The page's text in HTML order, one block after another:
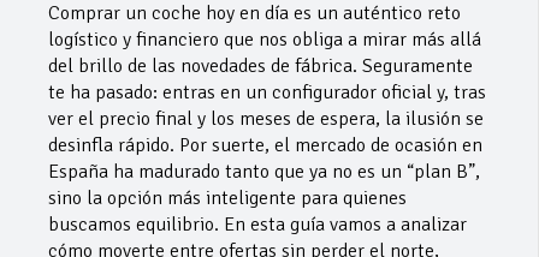
Comprar un coche hoy en día es un auténtico reto
logístico y financiero que nos obliga a mirar más allá
del brillo de las novedades de fábrica. Seguramente
te ha pasado: entras en un configurador oficial y, tras
ver el precio final y los meses de espera, la ilusión se
desinfla rápido. Por suerte, el mercado de ocasión en
España ha madurado tanto que ya no es un “plan B”,
sino la opción más inteligente para quienes
buscamos equilibrio. En esta guía vamos a analizar
cómo moverte entre ofertas sin perder el norte,